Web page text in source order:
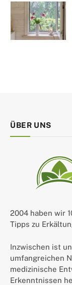
ÜBER UNS
2004 haben wir
Tipps zu
Inzwischen ist
umfangreichen
medizinische
Erkenntnissen